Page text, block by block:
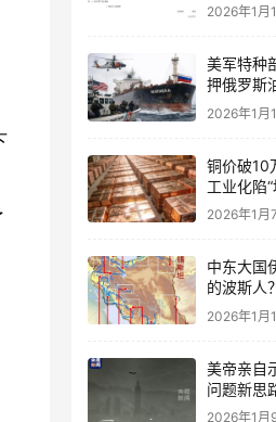
2026年1月
美军特种
押俄罗斯
箱武装船
2026年1月
铜价破10
工业化陷
国当年抄
2026年1月
中东大国
的波斯人
2026年1月
美帝亲自
问题新思
2026年1月